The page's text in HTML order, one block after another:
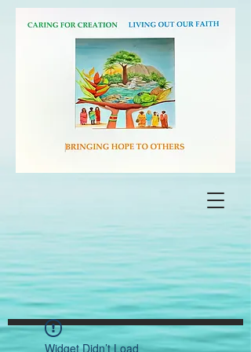
Widget Didn’t Load